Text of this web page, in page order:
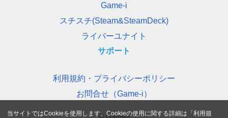
Game-i
スチスチ(Steam&SteamDeck)
ライバーユナイト
サポート
利用規約・プライバシーポリシー
お問合せ（Game-i）
当サイトではCookieを使用します。Cookieの使用に関する詳細は「利用規